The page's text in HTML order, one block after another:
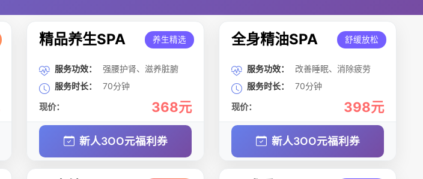
精品养生SPA 养生精选
服务功效：
强腰护肾、滋养脏腑
服务时长：
70分钟
现价： 368元
新人3OO元福利券
全身精油SPA 舒缓放松
服务功效：
改善睡眠、消除疲劳
服务时长：
70分钟
现价： 398元
新人3OO元福利券